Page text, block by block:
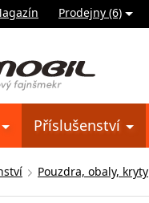
Prodejny (6)
Příslušenství
Pouzdra, obaly, kryty